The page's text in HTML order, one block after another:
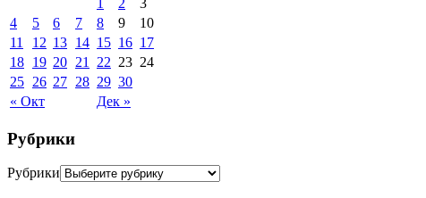
« Окт Дек »
1 2
3
4
5 6 7 8 9
10
11
12 13 14 15 16 17
18 19 20 21 22 23 24
25 26 27 28 29 30
Рубрики
Рубрики